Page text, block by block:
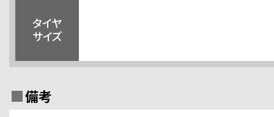
タイヤ
サイズ
備考